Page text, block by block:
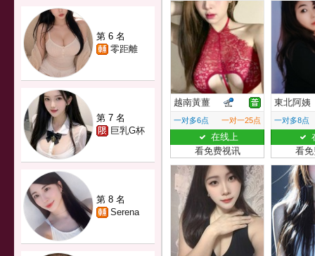
第 6 名
零距離
第 7 名
巨乳G杯
第 8 名
Serena
越南黃薑
一对多6点 一对一25点
在线上
看免费视讯
東北阿姨
一对多8点
看